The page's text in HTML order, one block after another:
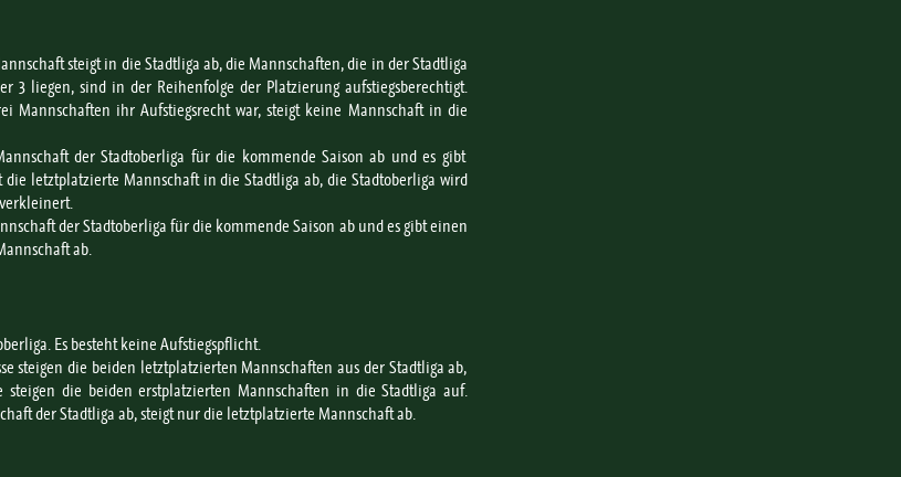
steigt in die Stadtliga ab, die Mannschaften, die in der Stadtliga
3 liegen, sind in der Reihenfolge der Platzierung aufstiegsberechtigt.
Mannschaften ihr Aufstiegsrecht war, steigt keine Mannschaft in die
der Stadtoberliga für die kommende Saison ab und es gibt
die letztplatzierte Mannschaft in die Stadtliga ab, die Stadtoberliga wird
der Stadtoberliga für die kommende Saison ab und es gibt einen
ab.
Es besteht keine Aufstiegspflicht.
steigen die beiden letztplatzierten Mannschaften aus der Stadtliga ab,
steigen die beiden erstplatzierten Mannschaften in die Stadtliga auf.
der Stadtliga ab, steigt nur die letztplatzierte Mannschaft ab.